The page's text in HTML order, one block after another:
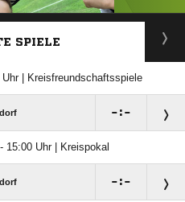
SPIELE
| Kreisfreundschaftsspiele
:
15:00 Uhr | Kreispokal
: